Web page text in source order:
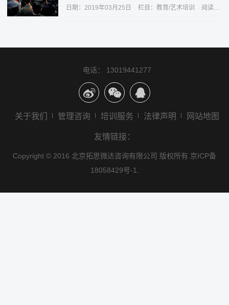
日期：2019年03月25日 栏目： 教育/艺术培训 阅读：2500
电话： 13019441277
关于我们 管理咨询 培训服务 法律声明 网站地图
友情链接：
Copyright © 2016 北京拓思微达咨询有限公司 版权所有. 京ICP备
18058429号-1.